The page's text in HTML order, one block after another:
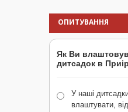
ОПИТУВАННЯ
Як Ви
дитсадок в
У наші
влаштувати,